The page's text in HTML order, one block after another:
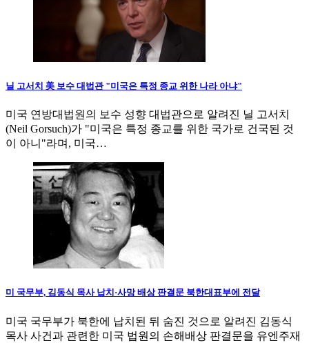
닐 고서치 美 보수 대법관 "미국은 특정 종교 위한 나라 아냐"
미국 연방대법원의 보수 성향 대법관으로 알려진 닐 고서치
(Neil Gorsuch)가 "미국은 특정 종교를 위한 국가로 건국된 것
이 아니"라며, 미국…
미 국무부, 김동식 목사 납치·사망 배상 판결문 북한대표부에 전달
미국 국무부가 북한에 납치된 뒤 숨진 것으로 알려진 김동식
목사 사건과 관련한 미국 법원의 손해배상 판결문을 유엔주재